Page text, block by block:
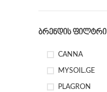
ᲑᲠᲔᲜᲓᲘᲡ ᲤᲘᲚᲢᲠᲘ
CANNA
MYSOIL.GE
PLAGRON